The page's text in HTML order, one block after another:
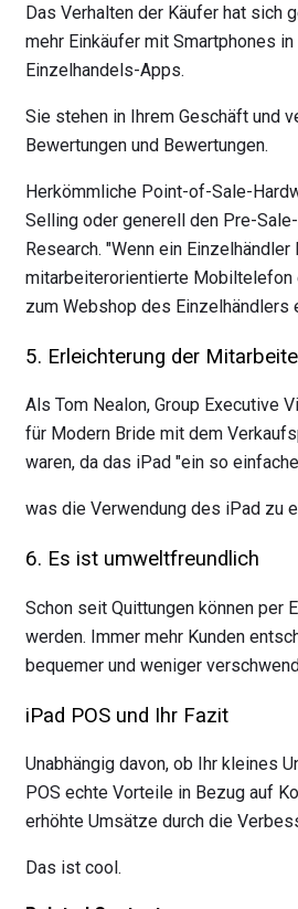
Das Verhalten der Käufer hat sich
mehr Einkäufer mit Smartphones
Einzelhandels-Apps.
Sie stehen in Ihrem Geschäft und
Bewertungen und Bewertungen.
Herkömmliche Point-of-Sale-
Selling oder generell den Pre-
Research. "Wenn ein
mitarbeiterorientierte Mobiltelefon
zum Webshop des Einzelhändlers
5. Erleichterung der
Als Tom Nealon, Group Executive
für Modern Bride mit dem
waren, da das iPad "ein so
was die Verwendung des iPad zu
6. Es ist umweltfreundlich
Schon seit Quittungen können per
werden. Immer mehr Kunden
bequemer und weniger
iPad POS und Ihr Fazit
Unabhängig davon, ob Ihr kleines
POS echte Vorteile in Bezug auf
erhöhte Umsätze durch die
Das ist cool.